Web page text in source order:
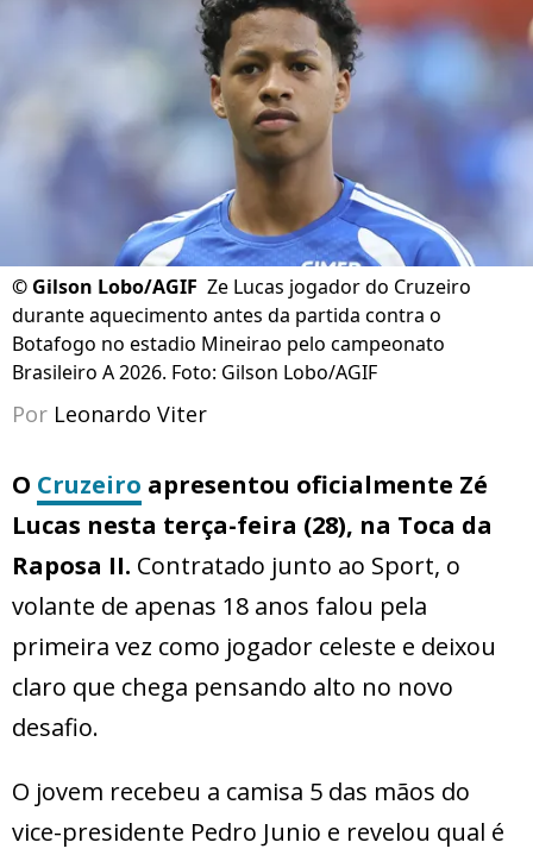
© Gilson Lobo/AGIF Ze Lucas jogador do Cruzeiro
durante aquecimento antes da partida contra o
Botafogo no estadio Mineirao pelo campeonato
Brasileiro A 2026. Foto: Gilson Lobo/AGIF
Por Leonardo Viter
O Cruzeiro apresentou oficialmente Zé
Lucas nesta terça-feira (28), na Toca da
Raposa II. Contratado junto ao Sport, o
volante de apenas 18 anos falou pela
primeira vez como jogador celeste e deixou
claro que chega pensando alto no novo
desafio.
O jovem recebeu a camisa 5 das mãos do
vice-presidente Pedro Junio e revelou qual é